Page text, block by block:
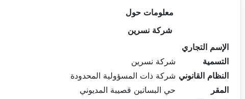
معلومات حول
شركة نسرين
الإسم التجاري
التسمية
شركة نسرين
النظام القانوني شركة ذات المسؤولية المحدودة
المقر
حي البساتين قصيبة المديوني